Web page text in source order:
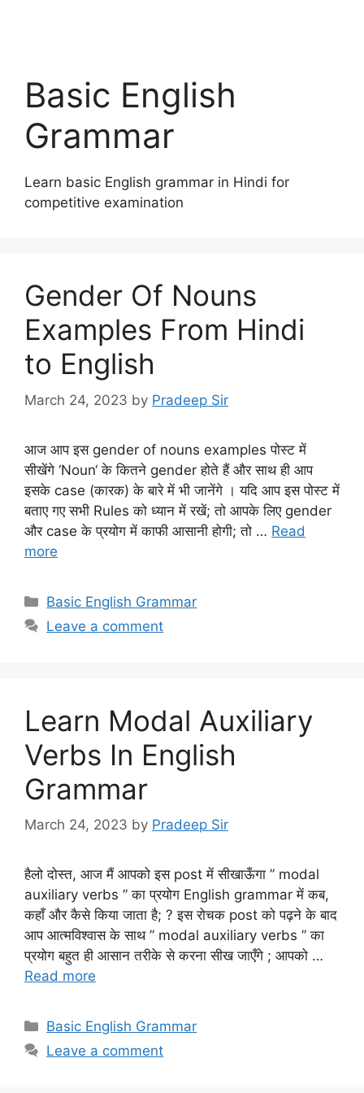
Basic English
Grammar
Learn basic English grammar in Hindi for
competitive examination
Gender Of Nouns
Examples From Hindi
to English
March 24, 2023 by Pradeep Sir
आज आप इस gender of nouns examples पोस्ट में
सीखेंगे ‘Noun‘ के कितने gender होते हैं और साथ ही आप
इसके case (कारक) के बारे में भी जानेंगे । यदि आप इस पोस्ट में
बताए गए सभी Rules को ध्यान में रखें; तो आपके लिए gender
और case के प्रयोग में काफी आसानी होगी; तो … Read
more
Categories
Basic English Grammar
Leave a comment
Learn Modal Auxiliary
Verbs In English
Grammar
March 24, 2023 by Pradeep Sir
हैलो दोस्त, आज मैं आपको इस post में सीखाऊँगा ” modal
auxiliary verbs ” का प्रयोग English grammar में कब,
कहाँ और कैसे किया जाता है; ? इस रोचक post को पढ़ने के बाद
आप आत्मविश्वास के साथ ” modal auxiliary verbs ” का
प्रयोग बहुत ही आसान तरीके से करना सीख जाएँगे ; आपको …
Read more
Categories
Basic English Grammar
Leave a comment